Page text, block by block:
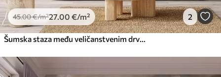
45.00€/m²27.00 €/m² 2
Šumska staza među veličanstvenim drvećem u stilu akvarela